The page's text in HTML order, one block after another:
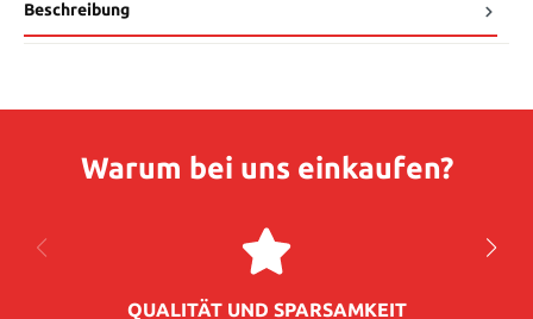
Beschreibung
Warum bei uns einkaufen?
QUALITÄT UND SPARSAMKEIT